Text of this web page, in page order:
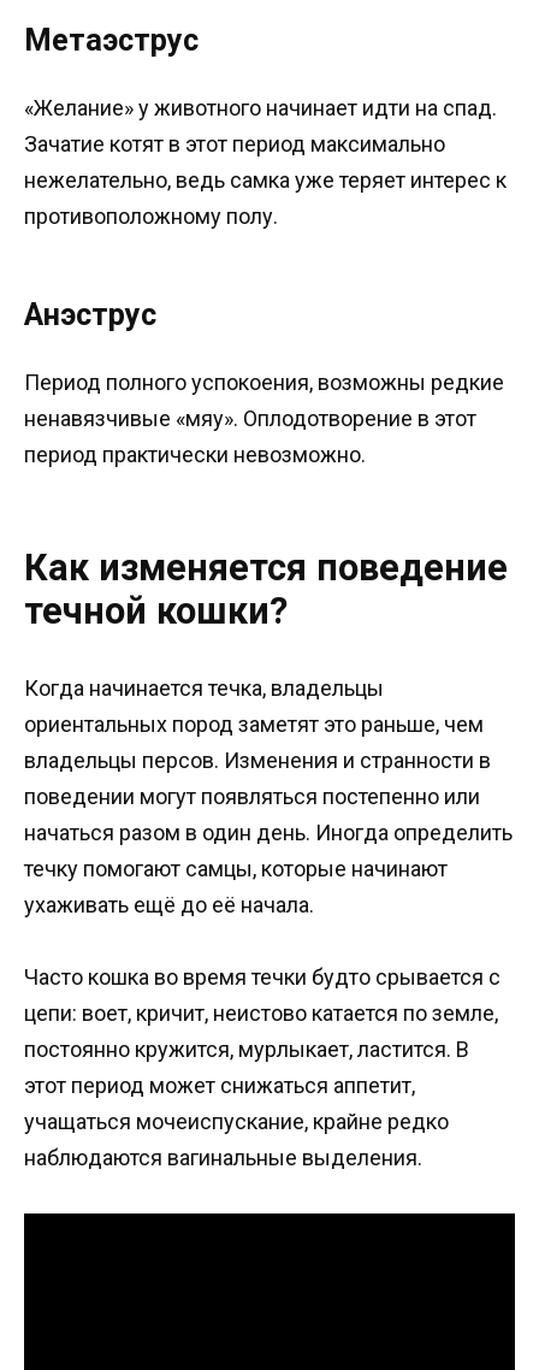
Метаэструс
«Желание» у животного начинает идти на спад.
Зачатие котят в этот период максимально
нежелательно, ведь самка уже теряет интерес к
противоположному полу.
Анэструс
Период полного успокоения, возможны редкие
ненавязчивые «мяу». Оплодотворение в этот
период практически невозможно.
Как изменяется поведение
течной кошки?
Когда начинается течка, владельцы
ориентальных пород заметят это раньше, чем
владельцы персов. Изменения и странности в
поведении могут появляться постепенно или
начаться разом в один день. Иногда определить
течку помогают самцы, которые начинают
ухаживать ещё до её начала.
Часто кошка во время течки будто срывается с
цепи: воет, кричит, неистово катается по земле,
постоянно кружится, мурлыкает, ластится. В
этот период может снижаться аппетит,
учащаться мочеиспускание, крайне редко
наблюдаются вагинальные выделения.